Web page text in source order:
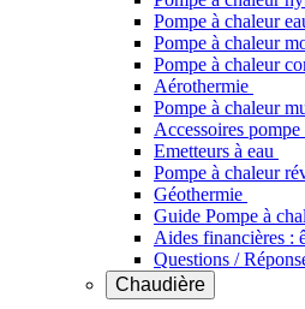
Pompe à chaleur​
Pompe à chaleur
Pompe à chaleur
Aérothermie
Pompe à chaleur
Accessoires
Emetteurs à eau
Pompe à chaleur
Géothermie
Guide Pompe à
Aides financières :
Questions /
Chaudière